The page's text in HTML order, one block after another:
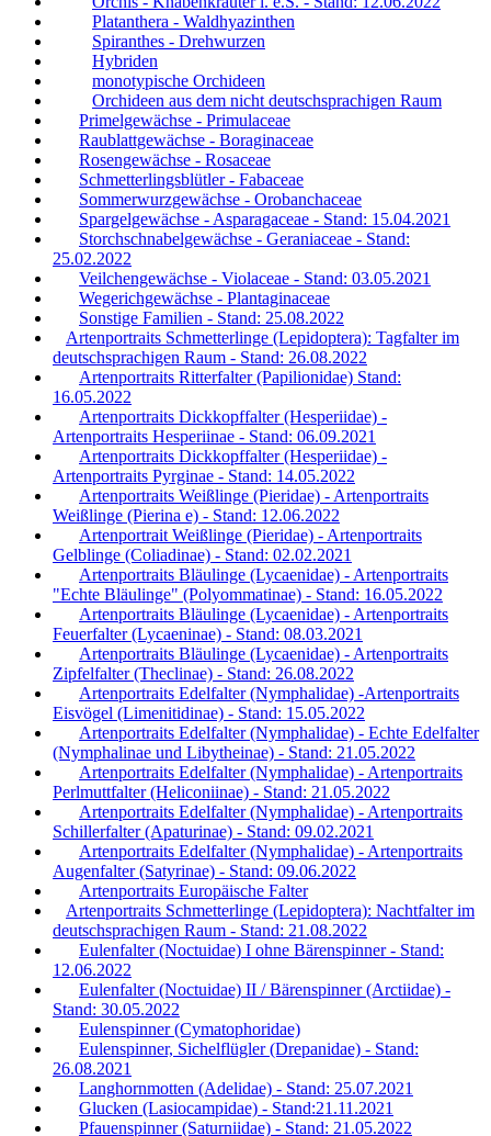
Platanthera - Waldhyazinthen
Spiranthes - Drehwurzen
Hybriden
monotypische Orchideen
Orchideen aus dem nicht deutschsprachigen Raum
Primelgewächse - Primulaceae
Raublattgewächse - Boraginaceae
Rosengewächse - Rosaceae
Schmetterlingsblütler - Fabaceae
Sommerwurzgewächse - Orobanchaceae
Spargelgewächse - Asparagaceae - Stand: 15.04.2021
Storchschnabelgewächse - Geraniaceae - Stand:
25.02.2022
Veilchengewächse - Violaceae - Stand: 03.05.2021
Wegerichgewächse - Plantaginaceae
Sonstige Familien - Stand: 25.08.2022
Artenportraits Schmetterlinge (Lepidoptera): Tagfalter im
deutschsprachigen Raum - Stand: 26.08.2022
Artenportraits Ritterfalter (Papilionidae) Stand:
16.05.2022
Artenportraits Dickkopffalter (Hesperiidae) -
Artenportraits Hesperiinae - Stand: 06.09.2021
Artenportraits Dickkopffalter (Hesperiidae) -
Artenportraits Pyrginae - Stand: 14.05.2022
Artenportraits Weißlinge (Pieridae) - Artenportraits
Weißlinge (Pierina e) - Stand: 12.06.2022
Artenportrait Weißlinge (Pieridae) - Artenportraits
Gelblinge (Coliadinae) - Stand: 02.02.2021
Artenportraits Bläulinge (Lycaenidae) - Artenportraits
"Echte Bläulinge" (Polyommatinae) - Stand: 16.05.2022
Artenportraits Bläulinge (Lycaenidae) - Artenportraits
Feuerfalter (Lycaeninae) - Stand: 08.03.2021
Artenportraits Bläulinge (Lycaenidae) - Artenportraits
Zipfelfalter (Theclinae) - Stand: 26.08.2022
Artenportraits Edelfalter (Nymphalidae) -Artenportraits
Eisvögel (Limenitidinae) - Stand: 15.05.2022
Artenportraits Edelfalter (Nymphalidae) - Echte Edelfalter
(Nymphalinae und Libytheinae) - Stand: 21.05.2022
Artenportraits Edelfalter (Nymphalidae) - Artenportraits
Perlmuttfalter (Heliconiinae) - Stand: 21.05.2022
Artenportraits Edelfalter (Nymphalidae) - Artenportraits
Schillerfalter (Apaturinae) - Stand: 09.02.2021
Artenportraits Edelfalter (Nymphalidae) - Artenportraits
Augenfalter (Satyrinae) - Stand: 09.06.2022
Artenportraits Europäische Falter
Artenportraits Schmetterlinge (Lepidoptera): Nachtfalter im
deutschsprachigen Raum - Stand: 21.08.2022
Eulenfalter (Noctuidae) I ohne Bärenspinner - Stand:
12.06.2022
Eulenfalter (Noctuidae) II / Bärenspinner (Arctiidae) -
Stand: 30.05.2022
Eulenspinner (Cymatophoridae)
Eulenspinner, Sichelflügler (Drepanidae) - Stand:
26.08.2021
Langhornmotten (Adelidae) - Stand: 25.07.2021
Glucken (Lasiocampidae) - Stand:21.11.2021
Pfauenspinner (Saturniidae) - Stand: 21.05.2022